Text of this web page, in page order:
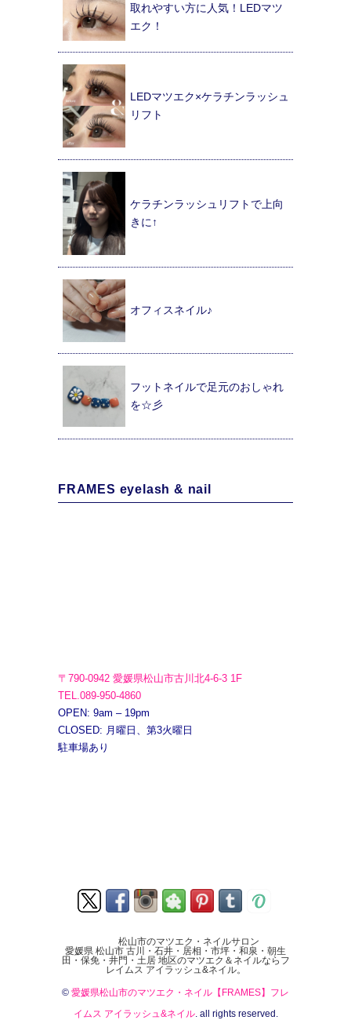
取れやすい方に人気！LEDマツ
エク！
LEDマツエク×ケラチンラッシュ
リフト
ケラチンラッシュリフトで上向
きに↑
オフィスネイル♪
フットネイルで足元のおしゃれ
を☆彡
FRAMES eyelash & nail
〒790-0942 愛媛県松山市古川北4-6-3 1F
TEL.089-950-4860
OPEN: 9am – 19pm
CLOSED: 月曜日、第3火曜日
駐車場あり
松山市のマツエク・ネイルサロン
愛媛県 松山市 古川・石井・居相・市坪・和泉・朝生
田・保免・井門・土居 地区のマツエク＆ネイルならフ
レイムス アイラッシュ&ネイル。
© 愛媛県松山市のマツエク・ネイル【FRAMES】フレ
イムス アイラッシュ&ネイル. all rights reserved.